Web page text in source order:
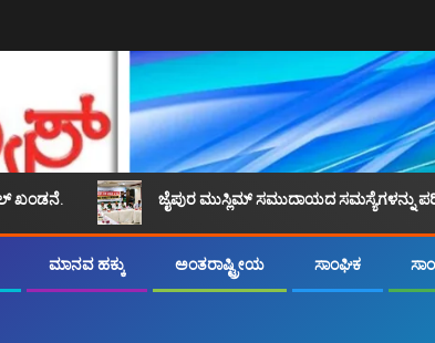
ಜೈಪುರ ಮುಸ್ಲಿಮ್ ಸಮುದಾಯದ ಸಮಸ್ಯೆಗಳನ್ನು ಪರಿಹರಿಸಲು
ಮಾನವ ಹಕ್ಕು ಅಂತರಾಷ್ಟ್ರೀಯ ಸಾಂಘಿಕ